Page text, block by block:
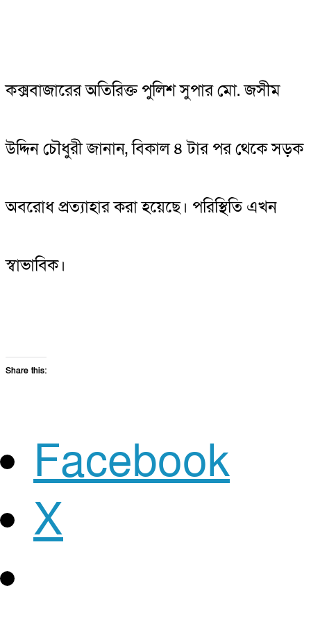
কক্সবাজারের অতিরিক্ত পুলিশ সুপার মো. জসীম
উদ্দিন চৌধুরী জানান, বিকাল ৪ টার পর থেকে সড়ক
অবরোধ প্রত্যাহার করা হয়েছে। পরিস্থিতি এখন
স্বাভাবিক।
Share this:
Facebook
X